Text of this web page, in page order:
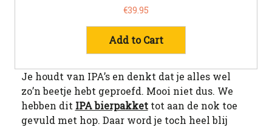
€39.95
Add to Cart
Je houdt van IPA’s en denkt dat je alles wel
zo’n beetje hebt geproefd. Mooi niet dus. We
hebben dit IPA bierpakkettot aan de nok toe
gevuld met hop. Daar word je toch heel blij